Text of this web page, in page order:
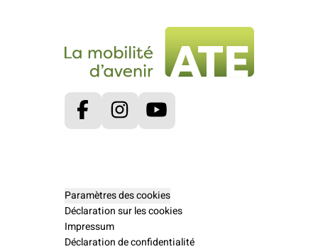
FacebookInstagram
Paramètres des cookies
Déclaration sur les cookies
Impressum
Déclaration de confidentialité